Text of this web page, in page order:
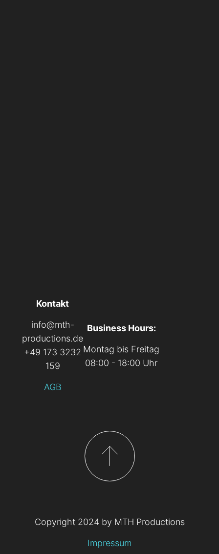
Kontakt
info@mth-
productions.de
+49 173 3232
159
AGB
Business Hours:
Montag bis Freitag
08:00 - 18:00 Uhr
Copyright 2024 by MTH Productions
Impressum